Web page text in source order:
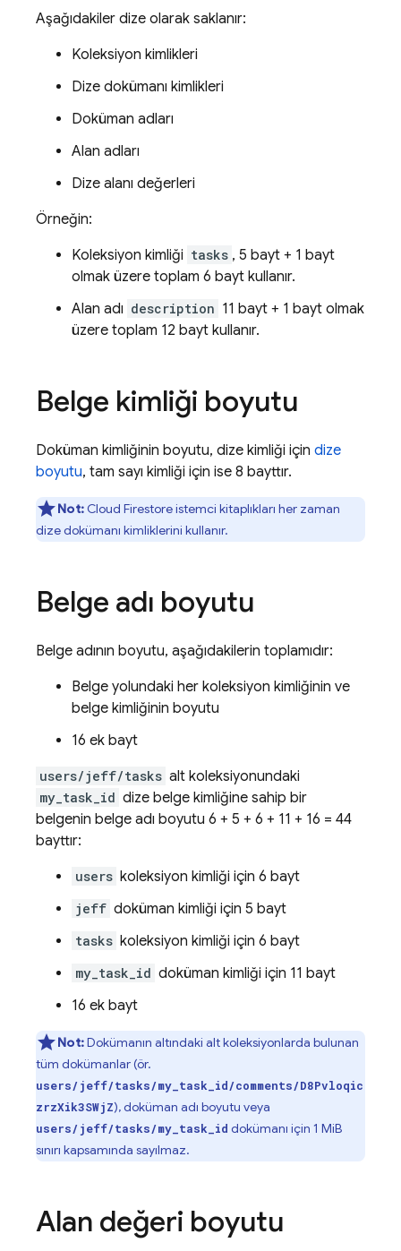
Aşağıdakiler dize olarak saklanır:
Koleksiyon kimlikleri
Dize dokümanı kimlikleri
Doküman adları
Alan adları
Dize alanı değerleri
Örneğin:
Koleksiyon kimliği tasks , 5 bayt + 1 bayt
olmak üzere toplam 6 bayt kullanır.
Alan adı description 11 bayt + 1 bayt olmak
üzere toplam 12 bayt kullanır.
Belge kimliği boyutu
Doküman kimliğinin boyutu, dize kimliği için dize
boyutu, tam sayı kimliği için ise 8 bayttır.
Not: Cloud Firestoreistemci kitaplıkları her zaman
dize dokümanı kimliklerini kullanır.
Belge adı boyutu
Belge adının boyutu, aşağıdakilerin toplamıdır:
Belge yolundaki her koleksiyon kimliğinin ve
belge kimliğinin boyutu
16 ek bayt
users/jeff/tasks alt koleksiyonundaki
my_task_id dize belge kimliğine sahip bir
belgenin belge adı boyutu 6 + 5 + 6 + 11 + 16 = 44
bayttır:
users koleksiyon kimliği için 6 bayt
jeff doküman kimliği için 5 bayt
tasks koleksiyon kimliği için 6 bayt
my_task_id doküman kimliği için 11 bayt
16 ek bayt
Not:Dokümanın altındaki alt koleksiyonlarda bulunan
tüm dokümanlar (ör.
users/jeff/tasks/my_task_id/comments/D8Pvloqic
zrzXik3SWjZ), doküman adı boyutu veya
users/jeff/tasks/my_task_id dokümanı için 1 MiB
sınırı kapsamında sayılmaz.
Alan değeri boyutu